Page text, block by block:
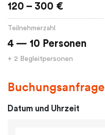
120 – 300 €
Teilnehmerzahl
4 — 10 Personen
+ 2 Begleitpersonen
Buchungsanfrage
Datum und Uhrzeit